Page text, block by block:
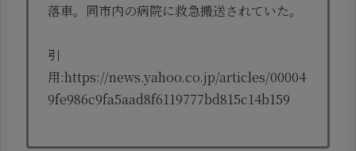
落車。同市内の病院に救急搬送されていた。
引
用:https://news.yahoo.co.jp/articles/00004
9fe986c9fa5aad8f6119777bd815c14b159